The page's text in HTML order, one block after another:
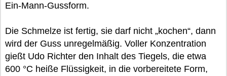
Ein-Mann-Gussform.
Die Schmelze ist fertig, sie darf nicht „kochen“, dann
wird der Guss unregelmäßig. Voller Konzentration
gießt Udo Richter den Inhalt des Tiegels, die etwa
600 °C heiße Flüssigkeit, in die vorbereitete Form,